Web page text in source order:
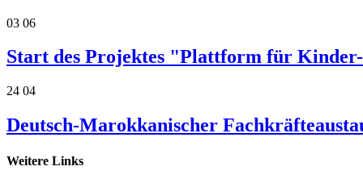
03 06
Start des Projektes "Plattform für
24 04
Deutsch-Marokkanischer
Weitere Links